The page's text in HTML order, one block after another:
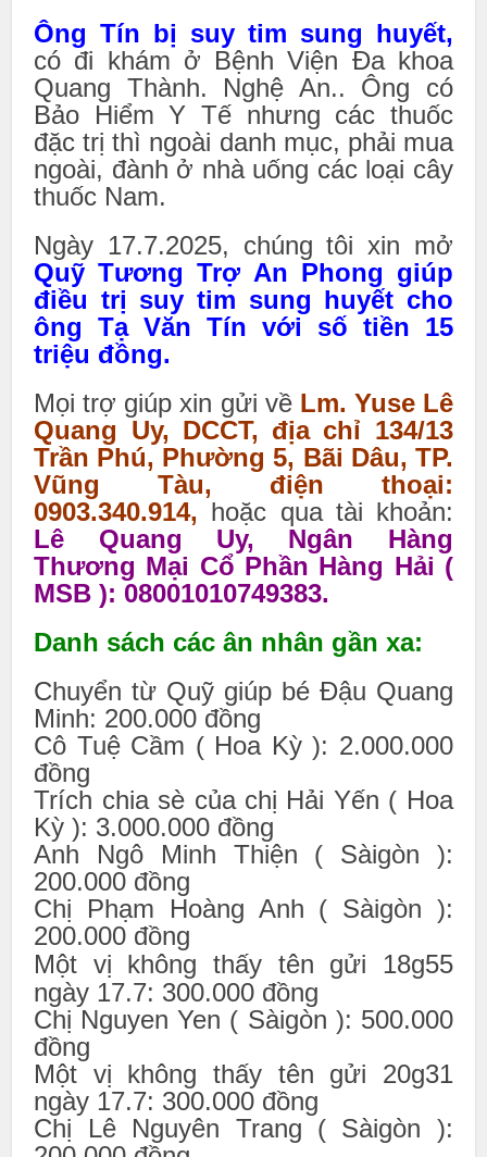
Ông Tín bị suy tim sung huyết,
có đi khám ở Bệnh Viện Đa khoa
Quang Thành. Nghệ An.. Ông có
Bảo Hiểm Y Tế nhưng các thuốc
đặc trị thì ngoài danh mục, phải mua
ngoài, đành ở nhà uống các loại cây
thuốc Nam.
Ngày 17.7.2025, chúng tôi xin mở
Quỹ Tương Trợ An Phong giúp
điều trị suy tim sung huyết cho
ông Tạ Văn Tín với số tiền 15
triệu đồng.
Mọi trợ giúp xin gửi về Lm. Yuse Lê
Quang Uy, DCCT, địa chỉ 134/13
Trần Phú, Phường 5, Bãi Dâu, TP.
Vũng Tàu, điện thoại:
0903.340.914, hoặc qua tài khoản:
Lê Quang Uy, Ngân Hàng
Thương Mại Cổ Phần Hàng Hải (
MSB ): 08001010749383.
Danh sách các ân nhân gần xa:
Chuyển từ Quỹ giúp bé Đậu Quang
Minh: 200.000 đồng
Cô Tuệ Cầm ( Hoa Kỳ ): 2.000.000
đồng
Trích chia sè của chị Hải Yến ( Hoa
Kỳ ): 3.000.000 đồng
Anh Ngô Minh Thiện ( Sàigòn ):
200.000 đồng
Chị Phạm Hoàng Anh ( Sàigòn ):
200.000 đồng
Một vị không thấy tên gửi 18g55
ngày 17.7: 300.000 đồng
Chị Nguyen Yen ( Sàigòn ): 500.000
đồng
Một vị không thấy tên gửi 20g31
ngày 17.7: 300.000 đồng
Chị Lê Nguyên Trang ( Sàigòn ):